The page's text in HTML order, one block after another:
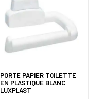
PORTE PAPIER TOILETTE
EN PLASTIQUE BLANC
LUXPLAST